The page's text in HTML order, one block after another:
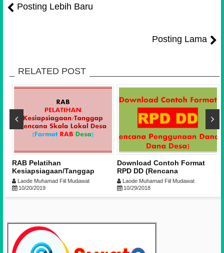
Posting Lebih Baru
Posting Lama
RELATED POST
RAB Pelatihan
Kesiapsiagaan/Tanggap
Bencana Skala Lokal Desa
(Format RAB Desa)
Laode Muhamad Fiil Mudawat
10/20/2019
Download Contoh Format
RPD DD (Rencana
Penggunaan Dana - Dana
Desa)
Laode Muhamad Fiil Mudawat
10/29/2018